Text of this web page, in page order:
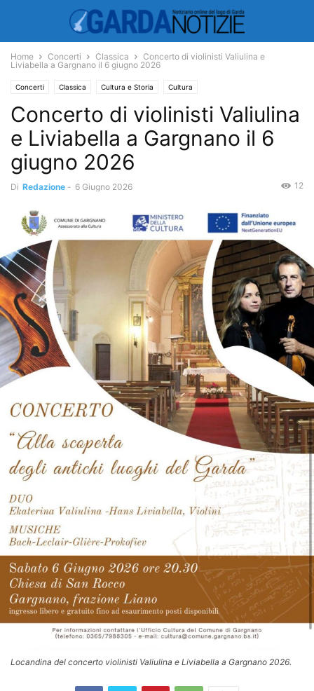
Home Concerti Classica
Concerto di violinisti Valiulina e
Liviabella a Gargnano il 6 giugno 2026
Concerti Classica Cultura e Storia Cultura
Concerto di violinisti Valiulina
e Liviabella a Gargnano il 6
giugno 2026
Di Redazione - 6 Giugno 2026 12
Locandina del concerto violinisti Valiulina e Liviabella a Gargnano 2026.